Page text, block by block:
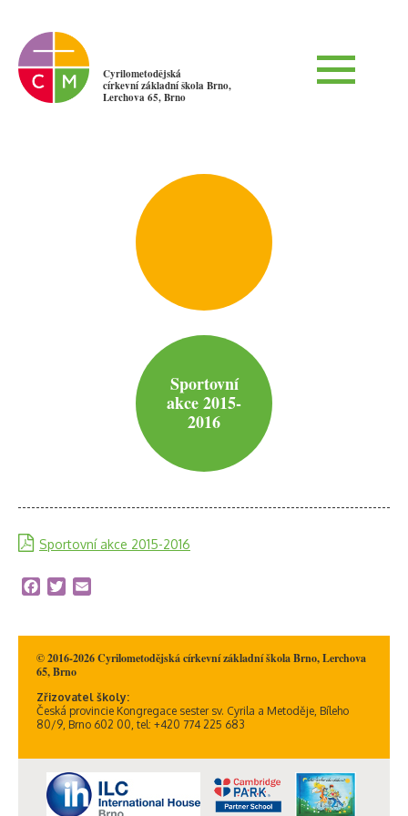
Cyrilometodějská
církevní základní škola Brno,
Lerchova 65, Brno
Sportovní
akce 2015-
2016
Sportovní akce 2015-2016
Facebook
Twitter
© 2016-2026 Cyrilometodějská církevní základní škola Brno, Lerchova
65, Brno
Zřizovatel školy:
Česká provincie Kongregace sester sv. Cyrila a Metoděje, Bíleho
80/9, Brno 602 00, tel: +420 774 225 683